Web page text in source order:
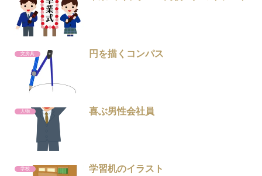
文房具 円を描くコンパス
人物 喜ぶ男性会社員
学校 学習机のイラスト